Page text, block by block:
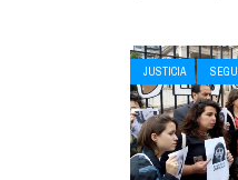
JUSTICIA